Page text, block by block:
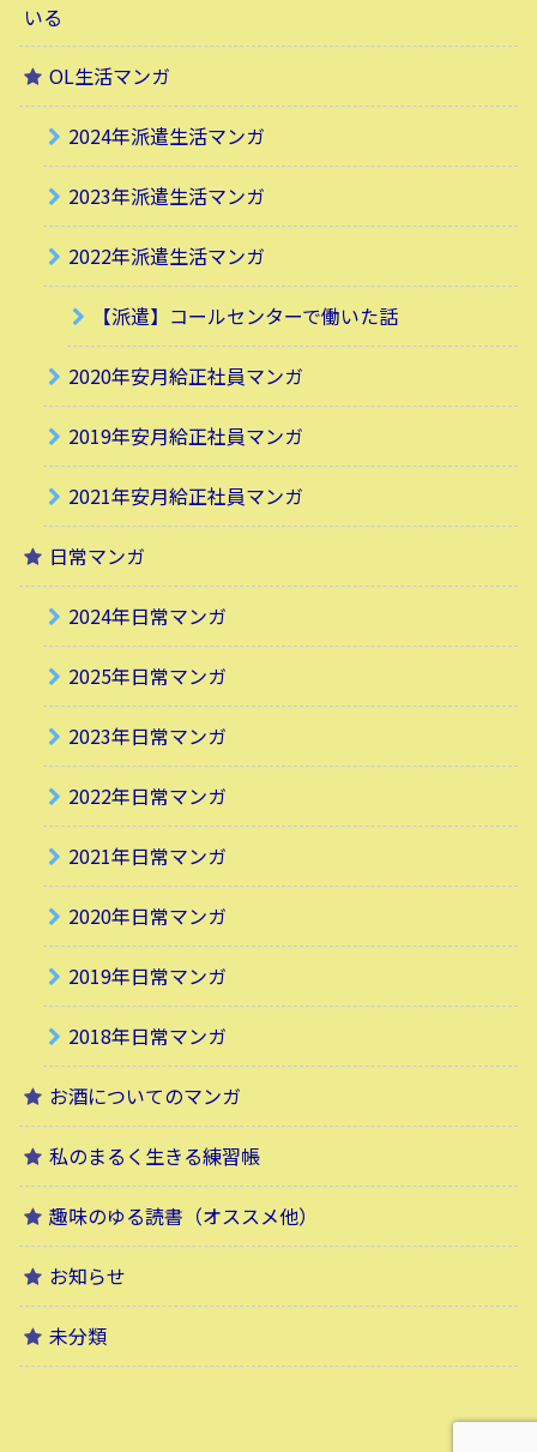
いる
OL生活マンガ
2024年派遣生活マンガ
2023年派遣生活マンガ
2022年派遣生活マンガ
【派遣】コールセンターで働いた話
2020年安月給正社員マンガ
2019年安月給正社員マンガ
2021年安月給正社員マンガ
日常マンガ
2024年日常マンガ
2025年日常マンガ
2023年日常マンガ
2022年日常マンガ
2021年日常マンガ
2020年日常マンガ
2019年日常マンガ
2018年日常マンガ
お酒についてのマンガ
私のまるく生きる練習帳
趣味のゆる読書（オススメ他）
お知らせ
未分類